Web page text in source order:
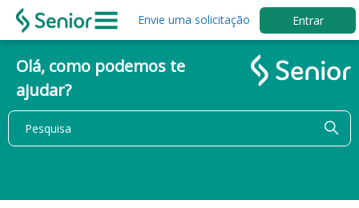
Envie uma solicitação Entrar
Olá, como podemos te
ajudar?